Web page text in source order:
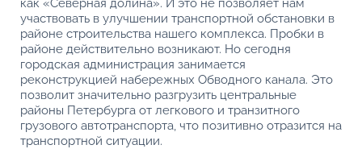
как «Северная долина». И это не позволяет нам
участвовать в улучшении транспортной обстановки в
районе строительства нашего комплекса. Пробки в
районе действительно возникают. Но сегодня
городская администрация занимается
реконструкцией набережных Обводного канала. Это
позволит значительно разгрузить центральные
районы Петербурга от легкового и транзитного
грузового автотранспорта, что позитивно отразится на
транспортной ситуации.